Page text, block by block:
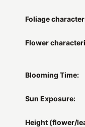
Foliage
Flower
Blooming Time:
Sun Exposure:
Height (flower/